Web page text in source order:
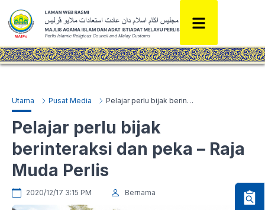
Utama Pusat Media Pelajar perlu bijak berinteraksi dan peka – Raja Muda Perlis
Pelajar perlu bijak
berinteraksi dan peka – Raja
Muda Perlis
2020/12/17 3:15 PM Bernama